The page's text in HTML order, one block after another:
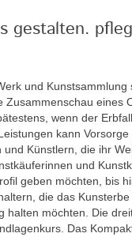
gestalten.
und Kunstsammlung
Zusammenschau eines
wenn der
kann Vorsorge
Künstlern, die ihr
und
geben möchten, bis
die das
halten möchten. Die
Das